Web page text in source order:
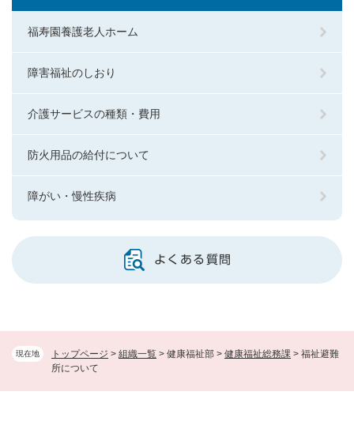
現在地 トップページ > 組織一覧 > 健康福祉部 > 健康福祉総務課 > 福祉避難
所について
福寿園養護老人ホーム
障害福祉のしおり
介護サービスの種類・費用
防火用品の給付について
障がい・慢性疾病
よくある質問